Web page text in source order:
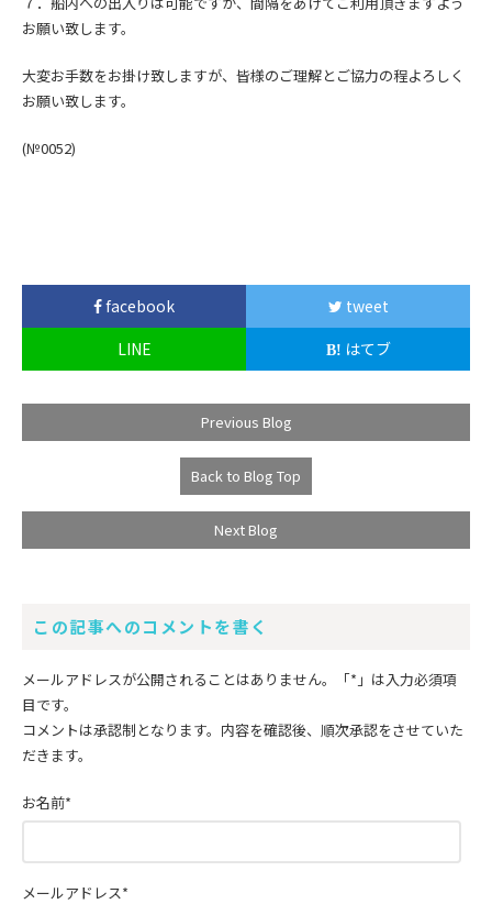
お願い致します。
大変お手数をお掛け致しますが、皆様のご理解とご協力の程よろしく
お願い致します。
(№0052)
facebook
tweet
LINE
はてブ
Previous Blog
Back to Blog Top
Next Blog
この記事へのコメントを書く
メールアドレスが公開されることはありません。 「*」 は入力必須項
目です。
コメントは承認制となります。内容を確認後、順次承認をさせていた
だきます。
お名前*
メールアドレス*